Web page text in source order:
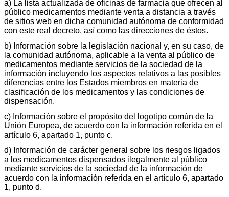
a) La lista actualizada de oficinas de farmacia que ofrecen al
público medicamentos mediante venta a distancia a través
de sitios web en dicha comunidad autónoma de conformidad
con este real decreto, así como las direcciones de éstos.
b) Información sobre la legislación nacional y, en su caso, de
la comunidad autónoma, aplicable a la venta al público de
medicamentos mediante servicios de la sociedad de la
información incluyendo los aspectos relativos a las posibles
diferencias entre los Estados miembros en materia de
clasificación de los medicamentos y las condiciones de
dispensación.
c) Información sobre el propósito del logotipo común de la
Unión Europea, de acuerdo con la información referida en el
artículo 6, apartado 1, punto c.
d) Información de carácter general sobre los riesgos ligados
a los medicamentos dispensados ilegalmente al público
mediante servicios de la sociedad de la información de
acuerdo con la información referida en el artículo 6, apartado
1, punto d.